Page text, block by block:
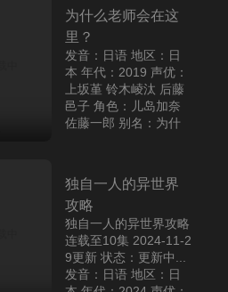
重启人生的千金小姐
声优：千叶翔也 上田丽
奈 鬼头明里 角色：猪
股大喜 鹿野千夏 蝶野
雏 别名：青春之箱/青
之箱 简介：女羽毛球部
的成员猪股大喜暗恋女
子篮球部的鹿野千夏学
2.5次元的诱惑
声优：千叶翔也 上田丽
奈 鬼头明里 角色：猪
股大喜 鹿野千夏 蝶野
雏 别名：青春之箱/青
之箱 简介：女羽毛球部
的成员猪股大喜暗恋女
杭州玄机科技信
为什么老师会在这
里？
发音：日语 地区：日
本 年代：2019 声优：
上坂堇 铃木崚汰 后藤
邑子 角色：儿岛加奈
佐藤一郎 别名：为什
改编自苏募ロウ创作
独自一人的异世界
攻略
独自一人的异世界攻略
连载至10集 2024-11-2
9更新 状态：更新中...
发音：日语 地区：日